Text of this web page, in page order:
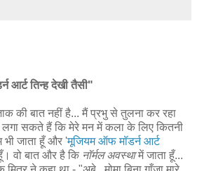
आर्ट तिन्हदेखीतैसी"
की बात नहीं है... मैं प्रभु से तुलना कर रहा
सकते हैं कि मेरे मन में कला के लिए कितनी
जाता हूँ और 'मूजियम ऑफ मॉडर्न आर्ट
वो बात और है कि नॉर्मल अवस्थामें जाता हूँ...